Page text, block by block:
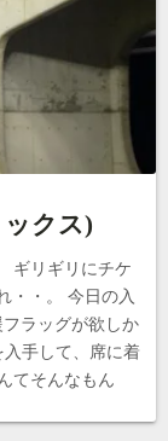
クス)
ギリギリにチケ
・・。 今日の入
ラッグが欲しか
手して、席に着
てそんなもん